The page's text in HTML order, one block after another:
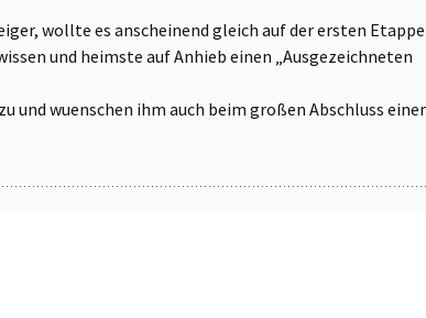
wollte es anscheinend gleich auf der ersten
und heimste auf Anhieb einen „Ausgezeichneten
und wuenschen ihm auch beim großen Abschluss